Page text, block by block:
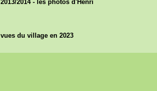
2013/2014 - les photos d'Henri
vues du village en 2023